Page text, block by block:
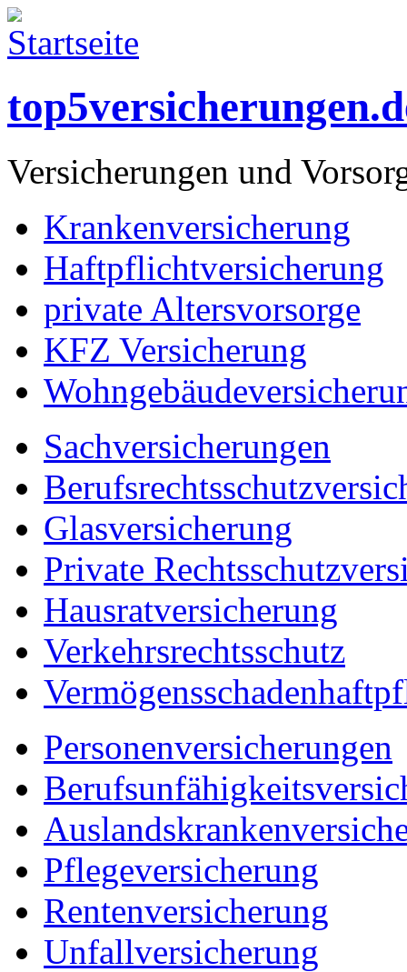
Versicherungen und
Krankenversicherung
Haftpflichtversicherung
private Altersvorsorge
KFZ Versicherung
Sachversicherungen
Glasversicherung
Private
Hausratversicherung
Verkehrsrechtsschutz
Personenversicherungen
Pflegeversicherung
Rentenversicherung
Unfallversicherung